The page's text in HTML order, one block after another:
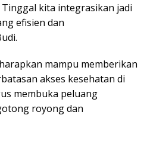
kita integrasikan jadi
efisien dan
mampu memberikan
akses kesehatan di
membuka peluang
royong dan